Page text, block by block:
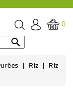
0

Riz Riz